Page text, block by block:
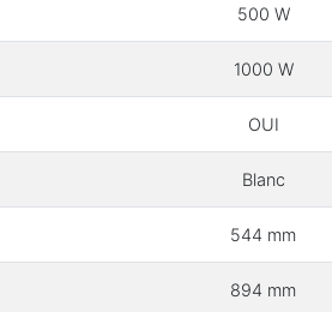
500 W
1000 W
OUI
Blanc
544 mm
894 mm